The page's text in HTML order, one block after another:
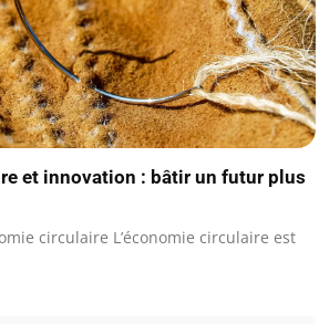
et innovation : bâtir un futur plus
circulaire L’économie circulaire est